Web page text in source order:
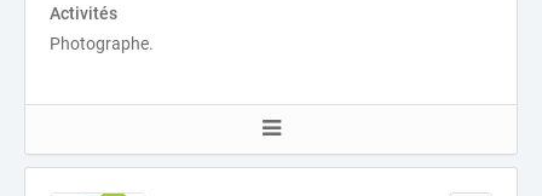
Activités
Photographe.